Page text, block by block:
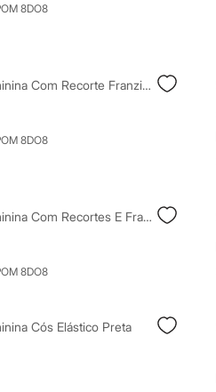
8DO8
Saia Midi Feminina Com Recorte Franzida Marrom
8DO8
Saia Midi Feminina Com Recortes E Franzidos Listrada Azul
8DO8
Cós Elástico Preta